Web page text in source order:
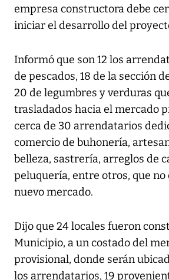
empresa constructora debe
iniciar el desarrollo del
Informó que son 12 los
de pescados, 18 de la sección
20 de legumbres y verduras
trasladados hacia el mercado
cerca de 30 arrendatarios
comercio de buhonería,
belleza, sastrería, arreglos de
peluquería, entre otros, que no
nuevo mercado.
Dijo que 24 locales fueron
Municipio, a un costado del
provisional, donde serán
los arrendatarios, 19